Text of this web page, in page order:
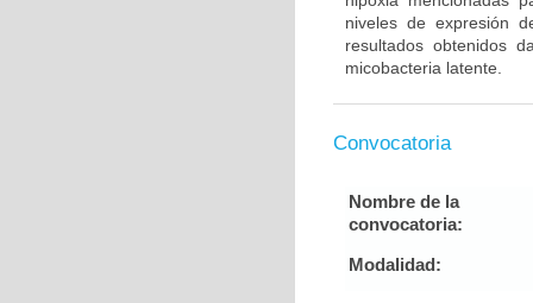
niveles de expresión
resultados obtenidos
micobacteria latente.
Convocatoria
Nombre de la
convocatoria:
Modalidad: